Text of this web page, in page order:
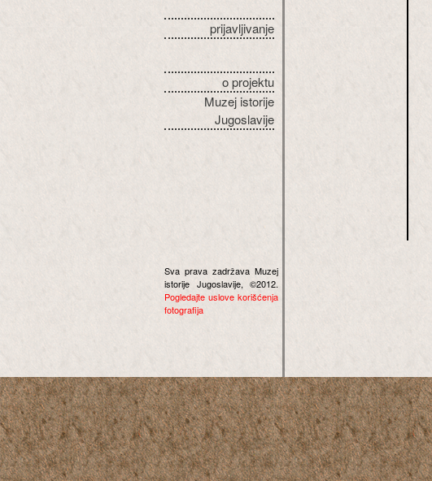
prijavljivanje
o projektu
Muzej istorije
Jugoslavije
Sva prava zadržava Muzej
istorije Jugoslavije, ©2012.
Pogledajte uslove korišćenja
fotografija